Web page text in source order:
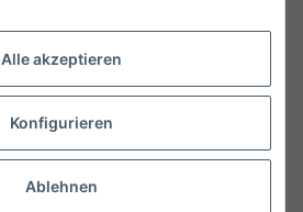
Alle akzeptieren
Konfigurieren
Ablehnen